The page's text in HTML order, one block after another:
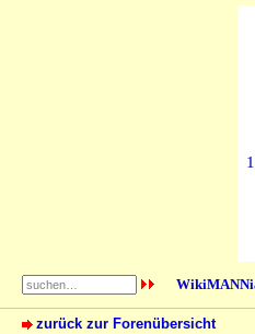
zurück zur Forenübersicht